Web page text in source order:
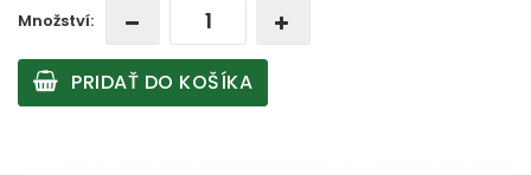
Množství:
PRIDAŤ DO KOŠÍKA